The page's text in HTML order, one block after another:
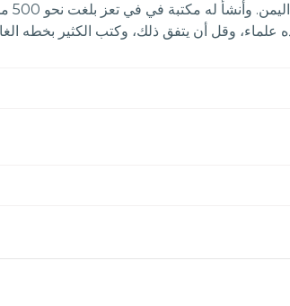
وقل أن يتفق ذلك، وكتب الكثير بخطه